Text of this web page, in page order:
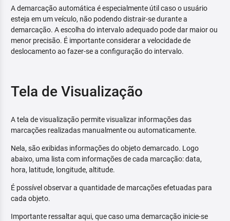
A demarcação automática é especialmente útil caso o usuário
esteja em um veículo, não podendo distrair-se durante a
demarcação. A escolha do intervalo adequado pode dar maior ou
menor precisão. É importante considerar a velocidade de
deslocamento ao fazer-se a configuração do intervalo.
Tela de Visualização
A tela de visualização permite visualizar informações das
marcações realizadas manualmente ou automaticamente.
Nela, são exibidas informações do objeto demarcado. Logo
abaixo, uma lista com informações de cada marcação: data,
hora, latitude, longitude, altitude.
É possível observar a quantidade de marcações efetuadas para
cada objeto.
Importante ressaltar aqui, que caso uma demarcação inicie-se